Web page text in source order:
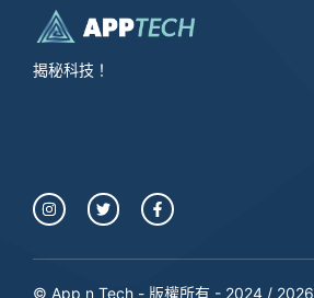
揭秘科技！
© App n Tech - 版權所有 - 2024 / 2026